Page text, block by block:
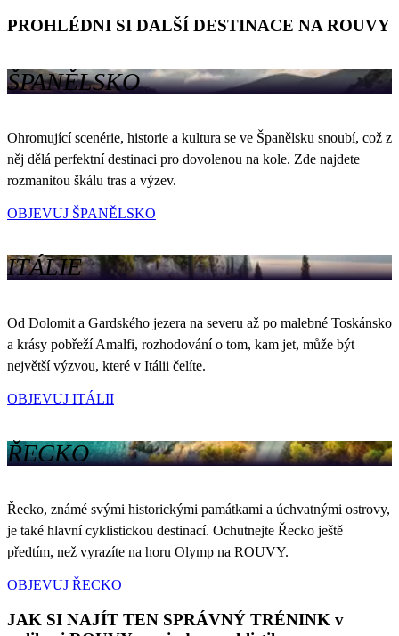
PROHLÉDNI SI DALŠÍ DESTINACE NA ROUVY
ŠPANĚLSKO
Ohromující scenérie, historie a kultura se ve Španělsku snoubí, což z
něj dělá perfektní destinaci pro dovolenou na kole. Zde najdete
rozmanitou škálu tras a výzev.
OBJEVUJ ŠPANĚLSKO
ITÁLIE
Od Dolomit a Gardského jezera na severu až po malebné Toskánsko
a krásy pobřeží Amalfi, rozhodování o tom, kam jet, může být
největší výzvou, které v Itálii čelíte.
OBJEVUJ ITÁLII
ŘECKO
Řecko, známé svými historickými památkami a úchvatnými ostrovy,
je také hlavní cyklistickou destinací. Ochutnejte Řecko ještě
předtím, než vyrazíte na horu Olymp na ROUVY.
OBJEVUJ ŘECKO
JAK SI NAJÍT TEN SPRÁVNÝ TRÉNINK v